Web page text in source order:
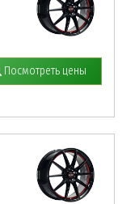
Посмотреть цены